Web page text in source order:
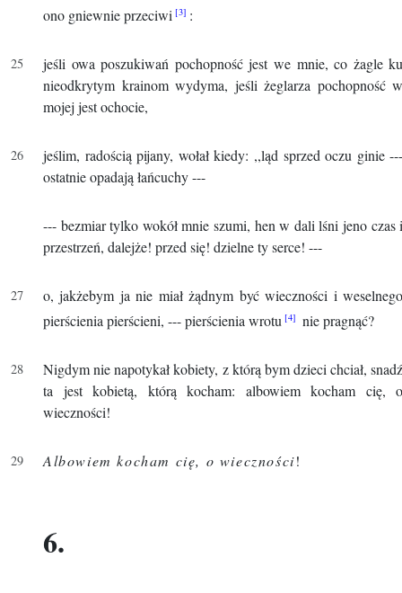
ono gniewnie przeciwi
:
jeśli owa poszukiwań pochopność jest we mnie, co żagle
nieodkrytym krainom wydyma, jeśli żeglarza pochopność
mojej jest ochocie,
jeślim, radością pijany, wołał kiedy: ,,ląd sprzed oczu ginie
ostatnie opadają łańcuchy ---
--- bezmiar tylko wokół mnie szumi, hen w dali lśni jeno czas
przestrzeń, dalejże! przed się! dzielne ty serce! ---
o, jakżebym ja nie miał żądnym być wieczności i
pierścienia pierścieni, --- pierścienia wrotu
nie pragnąć?
Nigdym nie napotykał kobiety, z którą bym dzieci chciał,
ta jest kobietą, którą kocham: albowiem kocham cię,
wieczności!
Albowiem kocham cię, o wieczności!
6.